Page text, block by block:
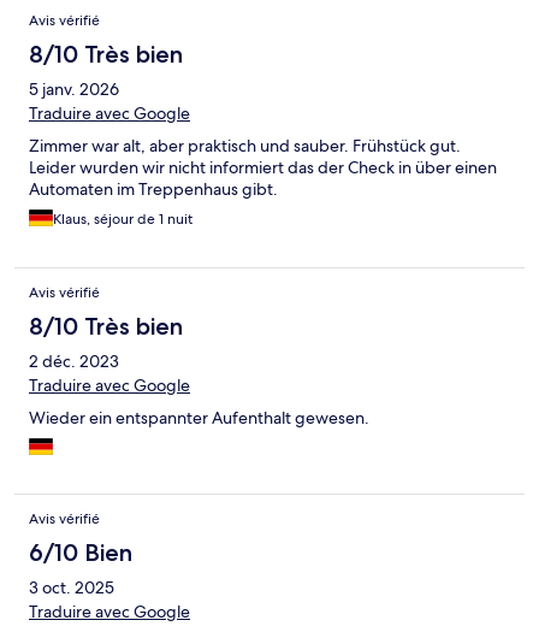
Avis vérifié
8/10 Très bien
5 janv. 2026
Traduire avec Google
Zimmer war alt, aber praktisch und sauber. Frühstück gut.
Leider wurden wir nicht informiert das der Check in über einen
Automaten im Treppenhaus gibt.
Klaus, séjour de 1 nuit
Avis vérifié
8/10 Très bien
2 déc. 2023
Traduire avec Google
Wieder ein entspannter Aufenthalt gewesen.
Avis vérifié
6/10 Bien
3 oct. 2025
Traduire avec Google